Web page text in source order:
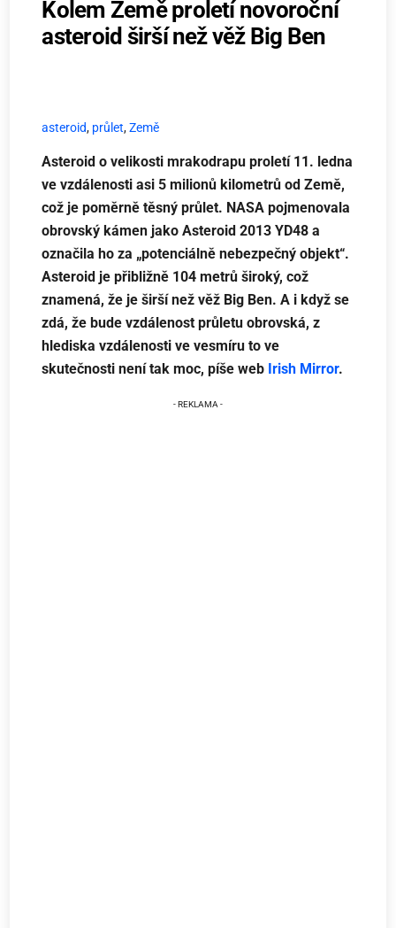
Kolem Země proletí novoroční
asteroid širší než věž Big Ben
asteroid, průlet,Země
Asteroid o velikosti mrakodrapu proletí 11. ledna
ve vzdálenosti asi 5 milionů kilometrů od Země,
což je poměrně těsný průlet. NASA pojmenovala
obrovský kámen jako Asteroid 2013 YD48 a
označila ho za „potenciálně nebezpečný objekt“.
Asteroid je přibližně 104 metrů široký, což
znamená, že je širší než věž Big Ben. A i když se
zdá, že bude vzdálenost průletu obrovská, z
hlediska vzdálenosti ve vesmíru to ve
skutečnosti není tak moc, píše web Irish Mirror.